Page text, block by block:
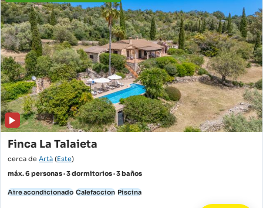
Finca La Talaieta
cerca de Artà (Este)
máx. 6 personas · 3 dormitorios · 3 baños
Aire acondicionado Calefaccion Piscina